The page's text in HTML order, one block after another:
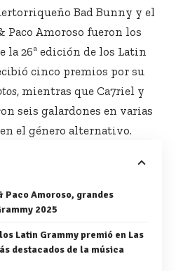
Bad Bunny y el
Paco Amoroso fueron los
la 26ª edición de los Latin
cinco premios por su
, mientras que Ca7riel y
seis galardones en varias
el género alternativo.
Paco Amoroso, grandes
2025
Latin Grammy premió en Las
destacados de la música